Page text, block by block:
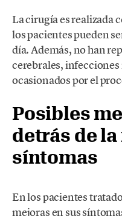
La cirugía es realizada
los pacientes pueden
día. Además, no han
cerebrales,
ocasionados por el
Posibles
detrás de
síntomas
En los pacientes
mejoras en sus